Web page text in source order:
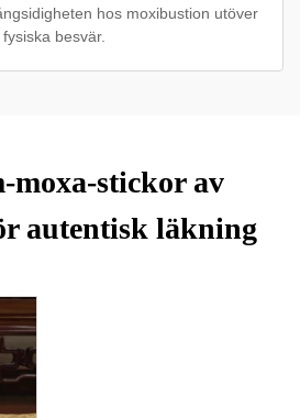
hos moxibustion utöver
fysiska besvär.
moxa-stickor av
autentisk läkning